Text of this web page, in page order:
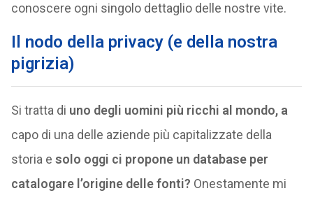
conoscere ogni singolo dettaglio delle nostre vite.
Il nodo della privacy (e della nostra
pigrizia)
Si tratta di uno degli uomini più ricchi al mondo, a
capo di una delle aziende più capitalizzate della
storia e solo oggi ci propone un database per
catalogare l’origine delle fonti? Onestamente mi